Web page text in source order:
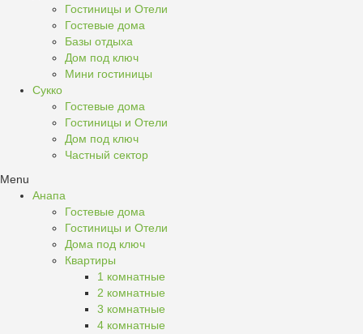
Гостиницы и Отели
Гостевые дома
Базы отдыха
Дом под ключ
Мини гостиницы
Сукко
Гостевые дома
Гостиницы и Отели
Дом под ключ
Частный сектор
Menu
Анапа
Гостевые дома
Гостиницы и Отели
Дома под ключ
Квартиры
1 комнатные
2 комнатные
3 комнатные
4 комнатные